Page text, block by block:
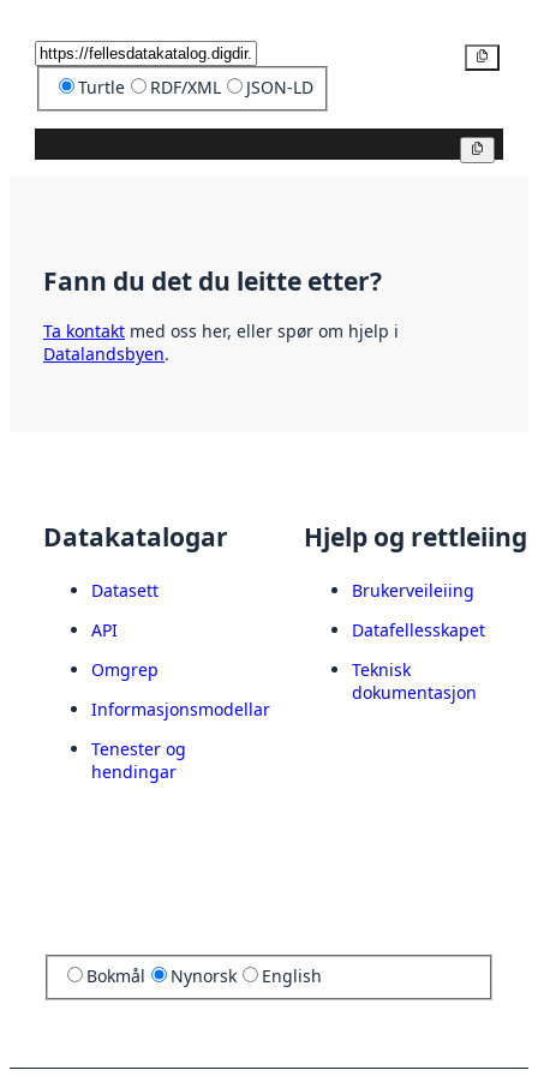
Turtle RDF/XML JSON-LD
Fann du det du leitte etter?
Ta kontakt med oss her, eller spør om hjelp i
Datalandsbyen.
Datakatalogar
Datasett
API
Omgrep
Informasjonsmodellar
Tenester og
hendingar
Hjelp og rettleiing
Brukerveileiing
Datafellesskapet
Teknisk
dokumentasjon
Bokmål Nynorsk English